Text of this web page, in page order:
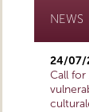
NEWS
24/07/
Call for